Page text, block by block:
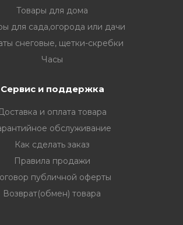
Товары для дома
для сада,огорода или дачи
снеговые, щетки-скребки
Часы
Сервис и поддержка
и оплата товара
обслуживание
Как сделать заказ
Правила продажи
публичной оферты
Возврат(обмен) товара